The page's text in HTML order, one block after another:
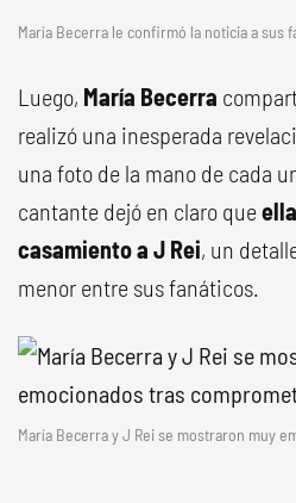
María Becerra le confirmó la noticia a sus
Luego, María Becerra
realizó una inesperada
una foto de la mano de cada
cantante dejó en claro que
casamiento a J Rei, un
menor entre sus fanáticos.
María Becerra y J Rei se mostraron muy